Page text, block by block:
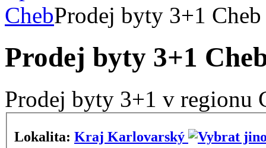
ChebProdej byty 3+1 Cheb
Prodej byty 3+1
Prodej byty 3+1 v regionu
Lokalita:
Kraj Karlovarský